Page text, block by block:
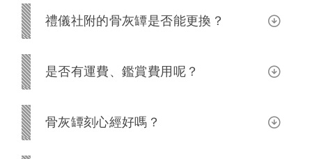
禮儀社附的骨灰罈是否能更換？
是否有運費、鑑賞費用呢？
骨灰罈刻心經好嗎？